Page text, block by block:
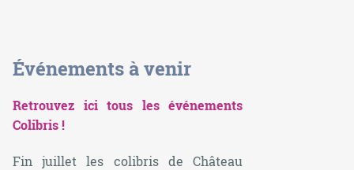
Événements à venir
Retrouvez ici tous les événements
Colibris !
Fin juillet les colibris de Château